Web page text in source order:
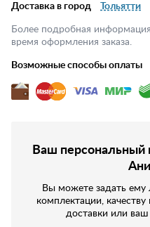
Доставка в город Тольятти
Более подробная
время оформления заказа.
Возможные способы оплаты
Ваш персональный
Вы можете задать ему
комплектации,
доставки или